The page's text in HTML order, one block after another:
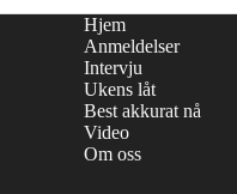
Hjem
Anmeldelser
Intervju
Ukens låt
Best akkurat nå
Video
Om oss